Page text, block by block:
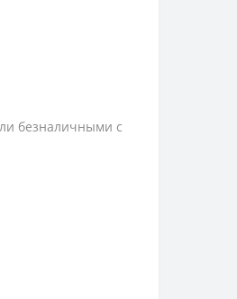
безналичными с